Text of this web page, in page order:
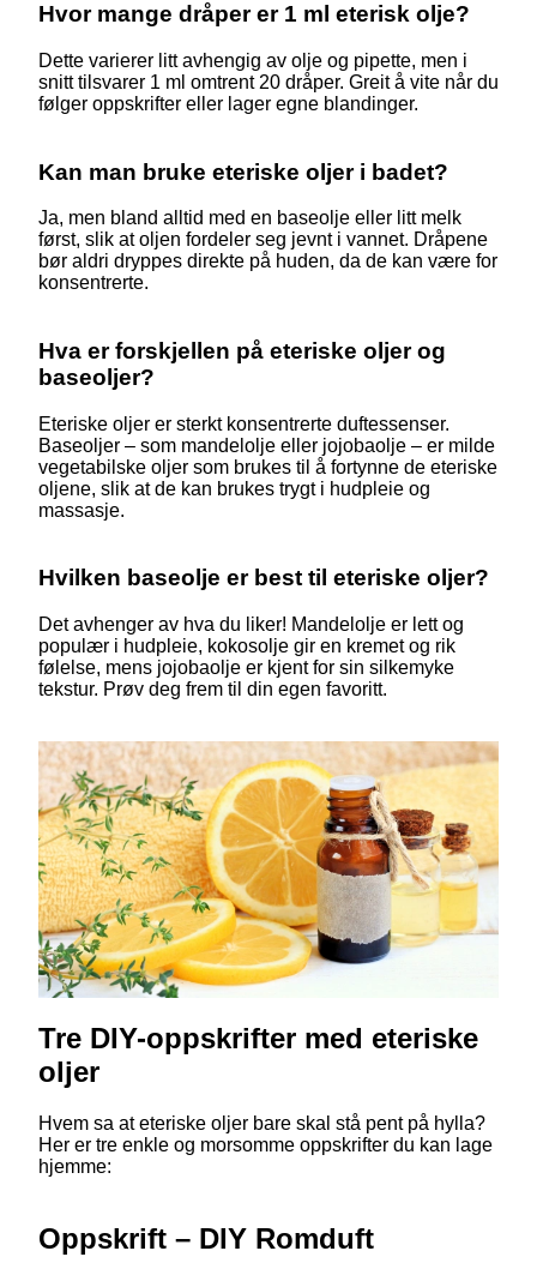
Hvor mange dråper er 1 ml eterisk olje?
Dette varierer litt avhengig av olje og pipette, men i
snitt tilsvarer 1 ml omtrent 20 dråper. Greit å vite når du
følger oppskrifter eller lager egne blandinger.
Kan man bruke eteriske oljer i badet?
Ja, men bland alltid med en baseolje eller litt melk
først, slik at oljen fordeler seg jevnt i vannet. Dråpene
bør aldri dryppes direkte på huden, da de kan være for
konsentrerte.
Hva er forskjellen på eteriske oljer og
baseoljer?
Eteriske oljer er sterkt konsentrerte duftessenser.
Baseoljer – som mandelolje eller jojobaolje – er milde
vegetabilske oljer som brukes til å fortynne de eteriske
oljene, slik at de kan brukes trygt i hudpleie og
massasje.
Hvilken baseolje er best til eteriske oljer?
Det avhenger av hva du liker! Mandelolje er lett og
populær i hudpleie, kokosolje gir en kremet og rik
følelse, mens jojobaolje er kjent for sin silkemyke
tekstur. Prøv deg frem til din egen favoritt.
Tre DIY-oppskrifter med eteriske
oljer
Hvem sa at eteriske oljer bare skal stå pent på hylla?
Her er tre enkle og morsomme oppskrifter du kan lage
hjemme:
Oppskrift – DIY Romduft